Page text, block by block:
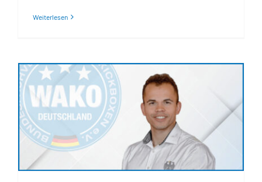
Weiterlesen
Neuer SAFE SPORT
Beauftragter im
Bundesverband der WAKO
Deutschland berufen